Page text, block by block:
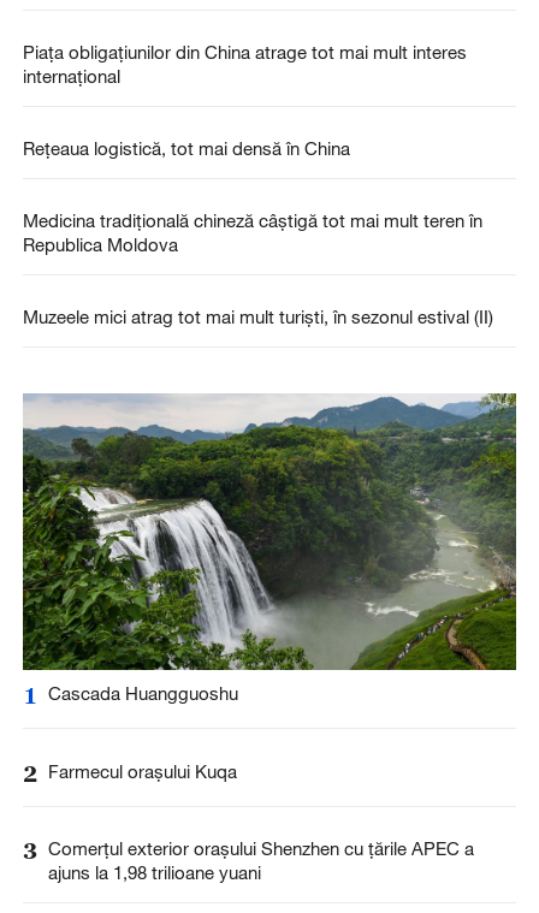
Piața obligațiunilor din China atrage tot mai mult interes
internațional
Rețeaua logistică, tot mai densă în China
Medicina tradițională chineză câștigă tot mai mult teren în
Republica Moldova
Muzeele mici atrag tot mai mult turiști, în sezonul estival (II)
1 Cascada Huangguoshu
2 Farmecul orașului Kuqa
3 Comerțul exterior orașului Shenzhen cu țările APEC a
ajuns la 1,98 trilioane yuani